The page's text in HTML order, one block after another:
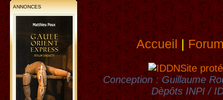
ANNONCES
Accueil|
Site
Conception : Guillaume
Dèpôts INPI /